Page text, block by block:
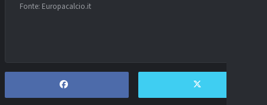
Fonte: Europacalcio.it